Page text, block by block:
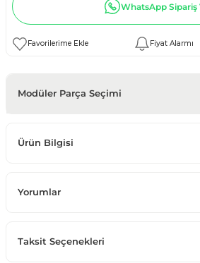
WhatsApp Sipariş
Fiyat Alarmı
Modüler Parça Seçimi
Ürün Bilgisi
Yorumlar
Taksit Seçenekleri